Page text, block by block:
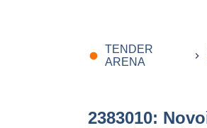
fiber_manual_record
TENDER
ARENA
keyboard_arrow_right
2383010: